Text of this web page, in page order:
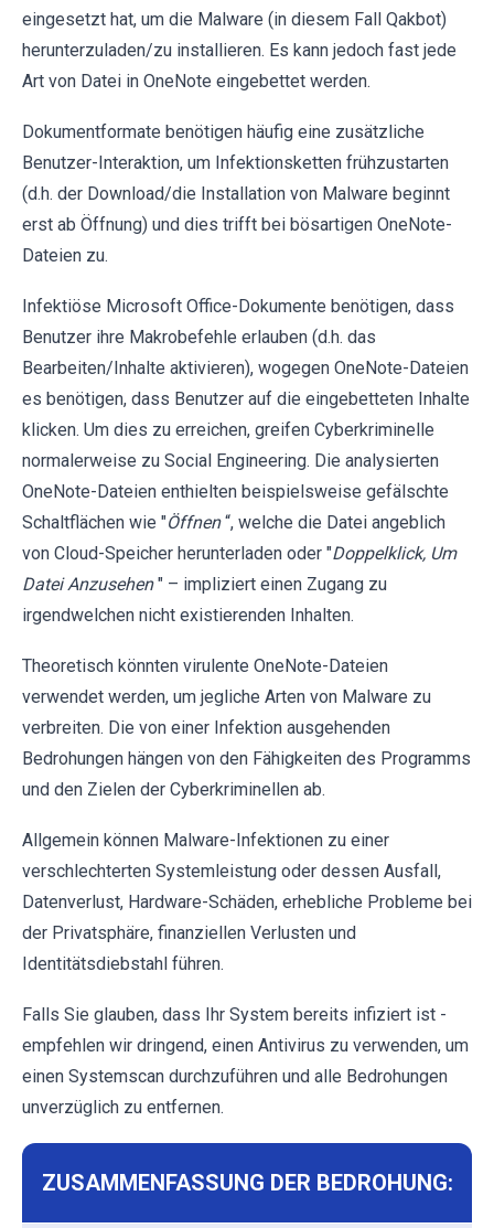
eingesetzt hat, um die Malware (in diesem Fall Qakbot)
herunterzuladen/zu installieren. Es kann jedoch fast jede
Art von Datei in OneNote eingebettet werden.
Dokumentformate benötigen häufig eine zusätzliche
Benutzer-Interaktion, um Infektionsketten frühzustarten
(d.h. der Download/die Installation von Malware beginnt
erst ab Öffnung) und dies trifft bei bösartigen OneNote-
Dateien zu.
Infektiöse Microsoft Office-Dokumente benötigen, dass
Benutzer ihre Makrobefehle erlauben (d.h. das
Bearbeiten/Inhalte aktivieren), wogegen OneNote-Dateien
es benötigen, dass Benutzer auf die eingebetteten Inhalte
klicken. Um dies zu erreichen, greifen Cyberkriminelle
normalerweise zu Social Engineering. Die analysierten
OneNote-Dateien enthielten beispielsweise gefälschte
Schaltflächen wie "Öffnen “, welche die Datei angeblich
von Cloud-Speicher herunterladen oder "Doppelklick, Um
Datei Anzusehen " – impliziert einen Zugang zu
irgendwelchen nicht existierenden Inhalten.
Theoretisch könnten virulente OneNote-Dateien
verwendet werden, um jegliche Arten von Malware zu
verbreiten. Die von einer Infektion ausgehenden
Bedrohungen hängen von den Fähigkeiten des Programms
und den Zielen der Cyberkriminellen ab.
Allgemein können Malware-Infektionen zu einer
verschlechterten Systemleistung oder dessen Ausfall,
Datenverlust, Hardware-Schäden, erhebliche Probleme bei
der Privatsphäre, finanziellen Verlusten und
Identitätsdiebstahl führen.
Falls Sie glauben, dass Ihr System bereits infiziert ist -
empfehlen wir dringend, einen Antivirus zu verwenden, um
einen Systemscan durchzuführen und alle Bedrohungen
unverzüglich zu entfernen.
ZUSAMMENFASSUNG DER BEDROHUNG: